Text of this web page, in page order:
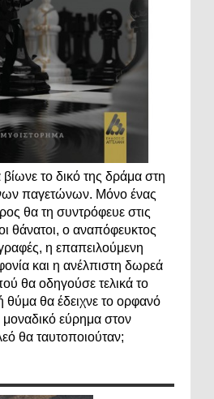
βίωνε το δικό της δράμα στη
παγετώνων. Μόνο ένας
θα τη συντρόφευε στις
θάνατοι, ο αναπόφευκτος
η επαπειλούμενη
και η ανέλπιστη δωρεά
θα οδηγούσε τελικά το
θύμα θα έδειχνε το ορφανό
μοναδικό εύρημα στον
θα ταυτοποιούταν;